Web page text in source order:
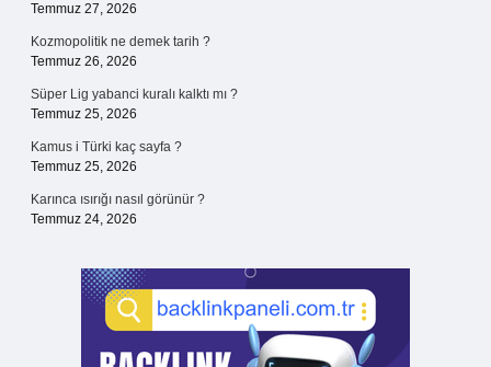
Temmuz 27, 2026
Kozmopolitik ne demek tarih ?
Temmuz 26, 2026
Süper Lig yabanci kuralı kalktı mı ?
Temmuz 25, 2026
Kamus i Türki kaç sayfa ?
Temmuz 25, 2026
Karınca ısırığı nasıl görünür ?
Temmuz 24, 2026